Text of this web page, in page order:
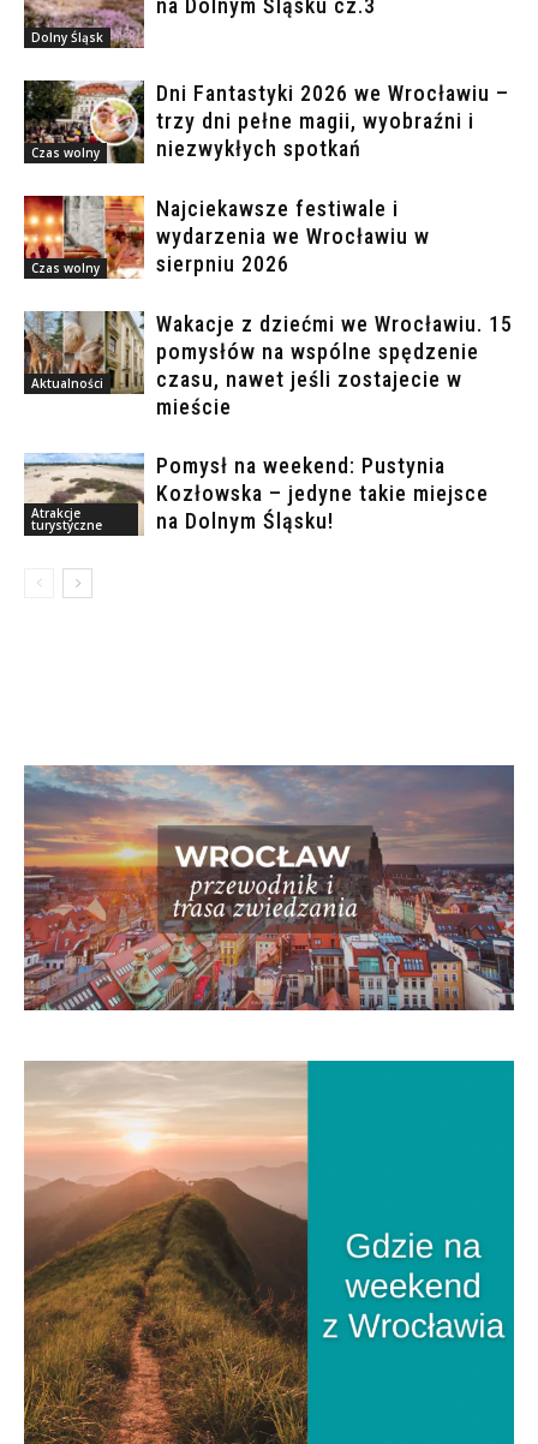
Dolny Śląsk
na Dolnym Śląsku cz.3
Czas wolny
Dni Fantastyki 2026 we Wrocławiu –
trzy dni pełne magii, wyobraźni i
niezwykłych spotkań
Czas wolny
Najciekawsze festiwale i
wydarzenia we Wrocławiu w
sierpniu 2026
Aktualności
Wakacje z dziećmi we Wrocławiu. 15
pomysłów na wspólne spędzenie
czasu, nawet jeśli zostajecie w
mieście
Atrakcje
turystyczne
Pomysł na weekend: Pustynia
Kozłowska – jedyne takie miejsce
na Dolnym Śląsku!